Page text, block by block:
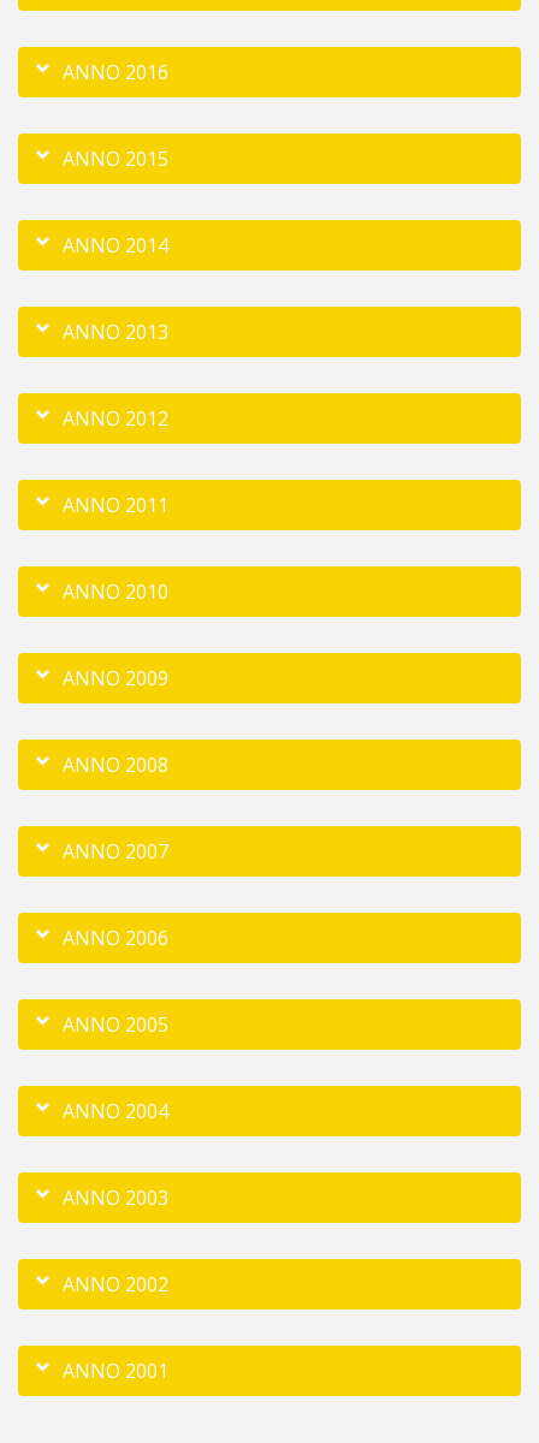
ANNO 2016
ANNO 2015
ANNO 2014
ANNO 2013
ANNO 2012
ANNO 2011
ANNO 2010
ANNO 2009
ANNO 2008
ANNO 2007
ANNO 2006
ANNO 2005
ANNO 2004
ANNO 2003
ANNO 2002
ANNO 2001